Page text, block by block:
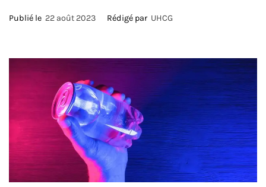
Publié le 22 août 2023 Rédigé par UHCG